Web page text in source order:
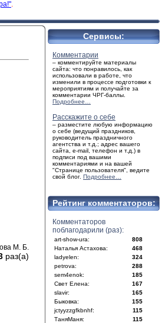
.
М. Б.
раз(а)
Сервисы:
Комментарии
– комментируйте материалы
сайта: что понравилось, как
использовали в работе, что
изменили в процессе подготовки к
мероприятиям и получайте за
комментарии ЧРГ-баллы.
Подробнее…
Расскажите о себе
– разместите любую информацию
о себе (ведущий праздников,
руководитель праздничного
агентства и т.д.; адрес вашего
сайта, e-mail, телефон и т.д.) в
подписи под вашими
комментариями и на вашей
"Странице пользователя", ведите
свой блог. Подробнее…
Рейтинг комментаторов:
Комментаторов
поблагодарили (раз):
art-show-ura:
808
Наталья Астахова:
468
ladyelen:
324
petrova:
288
sem4enok:
185
Свет Елена:
167
slavir:
165
Быковка:
155
jctyyzzgfkbnhf:
115
ТаняМаня:
115